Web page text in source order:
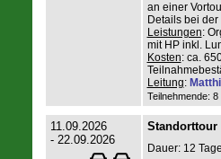
an einer
Details bei
Leistungen:
mit HP inkl.
Kosten: ca.
Leitung:
Teilnehmende:
11.09.2026
- 22.09.2026
Standorttour
Dauer: 12